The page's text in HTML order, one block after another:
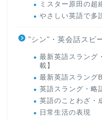
ミスター原田の超
やさしい英語で多
"シン"・英会話スピ
最新英語スラング
載】
最新英語スラング
英語スラング・略
英語のことわざ・
日常生活の表現